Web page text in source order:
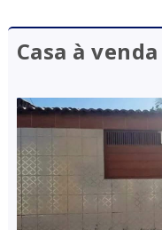
Casa à venda